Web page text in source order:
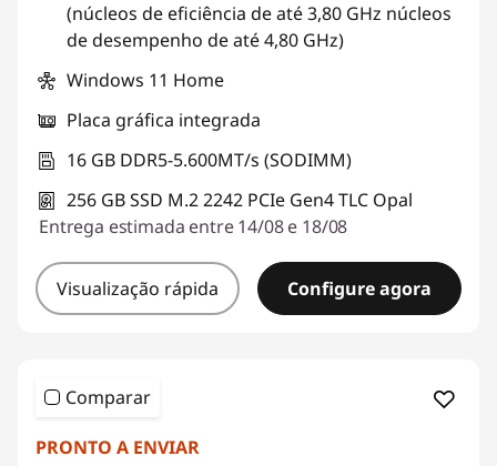
(núcleos de eficiência de até 3,80 GHz núcleos
de desempenho de até 4,80 GHz)
Windows 11 Home
Placa gráfica integrada
16 GB DDR5-5.600MT/s (SODIMM)
256 GB SSD M.2 2242 PCIe Gen4 TLC Opal
Entrega estimada entre 14/08 e 18/08
Visualização rápida Configure agora
Comparar
PRONTO A ENVIAR